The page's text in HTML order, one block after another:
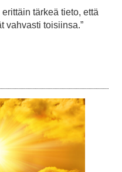
tärkeä tieto, että
vahvasti toisiinsa.”